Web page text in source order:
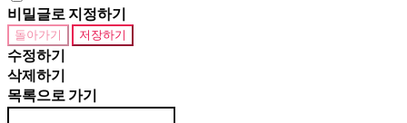
비밀글로 지정하기
돌아가기 저장하기
수정하기
삭제하기
목록으로 가기